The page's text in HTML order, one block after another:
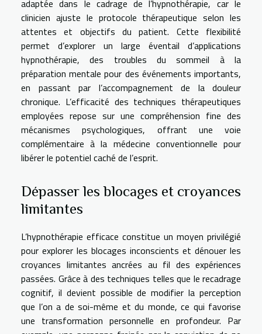
adaptée dans le cadrage de l’hypnothérapie, car le
clinicien ajuste le protocole thérapeutique selon les
attentes et objectifs du patient. Cette flexibilité
permet d’explorer un large éventail d’applications
hypnothérapie, des troubles du sommeil à la
préparation mentale pour des événements importants,
en passant par l’accompagnement de la douleur
chronique. L’efficacité des techniques thérapeutiques
employées repose sur une compréhension fine des
mécanismes psychologiques, offrant une voie
complémentaire à la médecine conventionnelle pour
libérer le potentiel caché de l’esprit.
Dépasser les blocages et croyances
limitantes
L’hypnothérapie efficace constitue un moyen privilégié
pour explorer les blocages inconscients et dénouer les
croyances limitantes ancrées au fil des expériences
passées. Grâce à des techniques telles que le recadrage
cognitif, il devient possible de modifier la perception
que l’on a de soi-même et du monde, ce qui favorise
une transformation personnelle en profondeur. Par